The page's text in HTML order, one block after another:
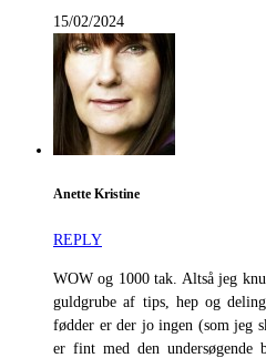
15/02/2024
Anette Kristine
REPLY
WOW og 1000 tak. Altså jeg
guldgrube af tips, hep og
fødder er der jo ingen (som jeg
er fint med den undersøgende